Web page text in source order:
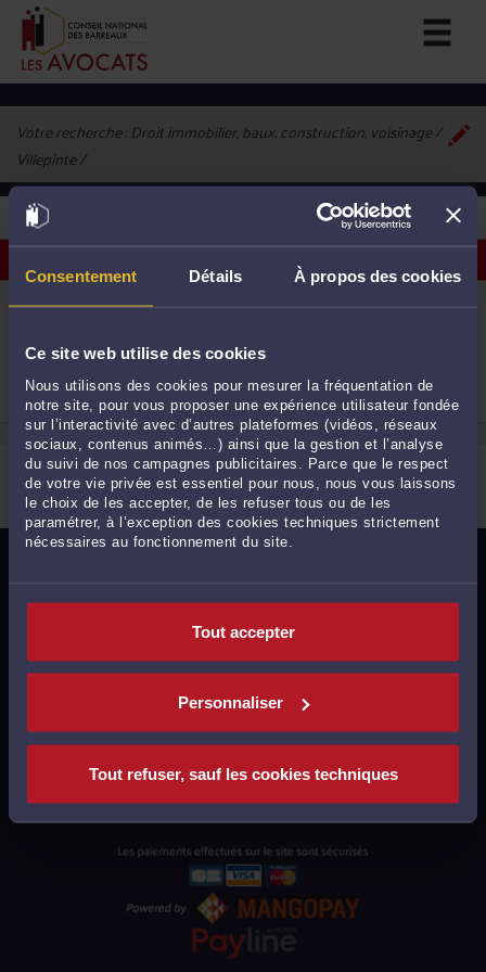
Consentement Détails À propos des cookies
Ce site web utilise des cookies
Nous utilisons des cookies pour mesurer la fréquentation de
notre site, pour vous proposer une expérience utilisateur fondée
sur l’interactivité avec d’autres plateformes (vidéos, réseaux
sociaux, contenus animés…) ainsi que la gestion et l’analyse
du suivi de nos campagnes publicitaires. Parce que le respect
de votre vie privée est essentiel pour nous, nous vous laissons
le choix de les accepter, de les refuser tous ou de les
paramétrer, à l’exception des cookies techniques strictement
nécessaires au fonctionnement du site.
Tout accepter
Personnaliser
Tout refuser, sauf les cookies techniques
Votre recherche :Droit immobilier, baux, construction, voisinage /
Villepinte
avocat correspondant à vos critères
1
ME SIDRAH ANWAR
Droit immobilier
Procédure civile
Droit des étrangers et de la nationalité
MENTIONS LÉGALES
POLITIQUE DE CONFIDENTIALITÉ
POLITIQUE DES COOKIES
CGU AVOCATS
CGUV UTILISATEURS
PLAN DU SITE